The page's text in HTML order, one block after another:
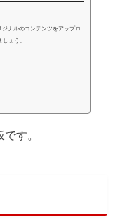
ジナルのコンテンツをアップロ
ょう。
す。